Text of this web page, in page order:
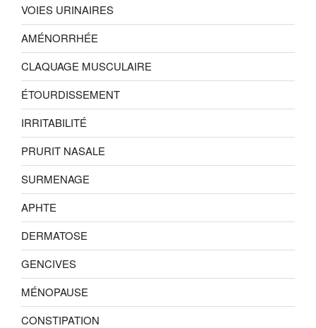
VOIES URINAIRES
AMÉNORRHÉE
CLAQUAGE MUSCULAIRE
ÉTOURDISSEMENT
IRRITABILITÉ
PRURIT NASALE
SURMENAGE
APHTE
DERMATOSE
GENCIVES
MÉNOPAUSE
CONSTIPATION